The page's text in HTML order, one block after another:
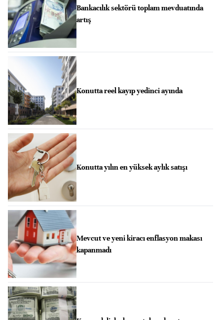
Bankacılık sektörü toplam mevduatında
artış
Konutta reel kayıp yedinci ayında
Konutta yılın en yüksek aylık satışı
Mevcut ve yeni kiracı enflasyon makası
kapanmadı